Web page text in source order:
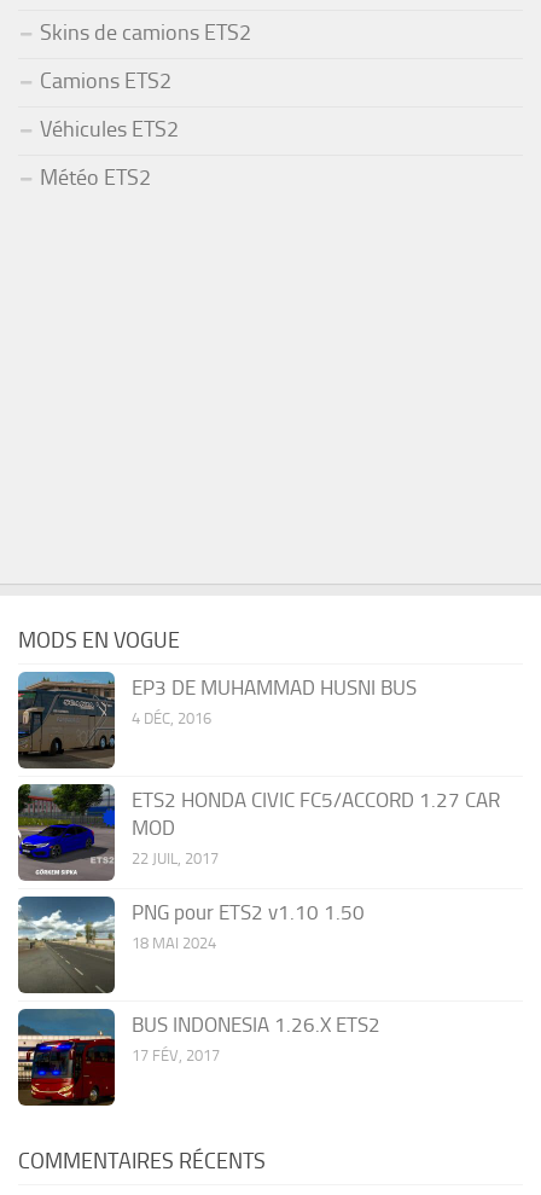
Skins de camions ETS2
Camions ETS2
Véhicules ETS2
Météo ETS2
MODS EN VOGUE
EP3 DE MUHAMMAD HUSNI BUS
4 DÉC, 2016
ETS2 HONDA CIVIC FC5/ACCORD 1.27 CAR
MOD
22 JUIL, 2017
PNG pour ETS2 v1.10 1.50
18 MAI 2024
BUS INDONESIA 1.26.X ETS2
17 FÉV, 2017
COMMENTAIRES RÉCENTS